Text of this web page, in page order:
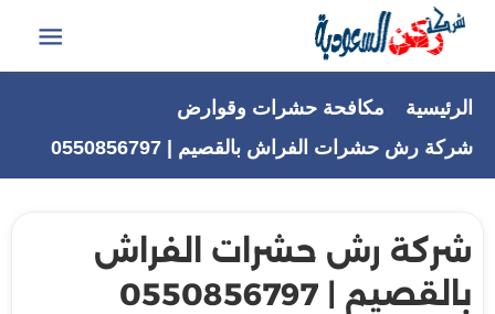
التجاوز
الرئيسية
مكافحة حشرات وقوارض
شركة رش حشرات الفراش بالقصيم | 0550856797
شركة رش حشرات الفراش
بالقصيم | 0550856797